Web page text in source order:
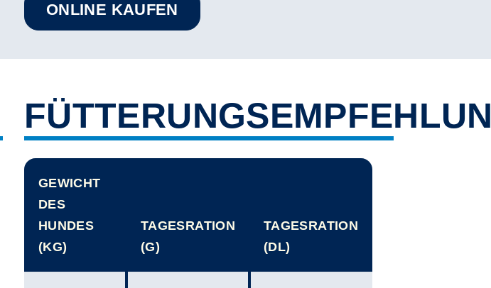
ONLINE KAUFEN
GEWICHT
DES
HUNDES
(KG)
TAGESRATION
(G)
TAGESRATION
(DL)